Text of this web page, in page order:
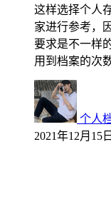
这样选择个人
家进行参考，
要求是不一样
用到档案的次
个人
2021年12月15日